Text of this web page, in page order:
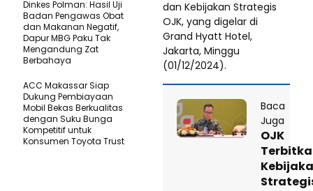
dan Kebijakan Strategis
OJK, yang digelar di
Grand Hyatt Hotel,
Jakarta, Minggu
(01/12/2024).
Baca
Juga
OJK
Dinkes Polman: Hasil Uji
Badan Pengawas Obat
dan Makanan Negatif,
Dapur MBG Paku Tak
Mengandung Zat
Berbahaya
ACC Makassar Siap
Dukung Pembiayaan
Mobil Bekas Berkualitas
dengan Suku Bunga
Kompetitif untuk
Konsumen Toyota Trust